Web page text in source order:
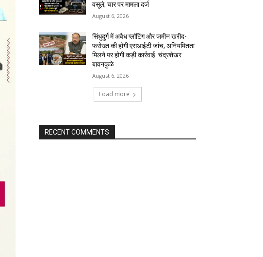
वसूले; चार पर मामला दर्ज
August 6, 2026
सिंधुदुर्ग में अवैध प्लॉटिंग और जमीन खरीद-
फरोख्त की होगी एसआईटी जांच, अनियमितता
मिलने पर होगी कड़ी कार्रवाई: चंद्रशेखर
बावनकुळे
August 6, 2026
Load more
RECENT COMMENTS